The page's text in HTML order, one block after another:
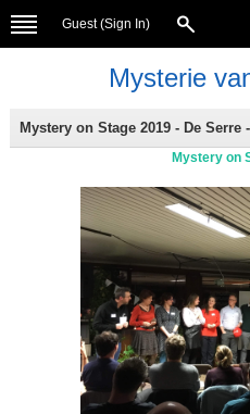
Guest (Sign In)
Mysterie
Mystery on Stage 2019 - De Serre
Mystery on